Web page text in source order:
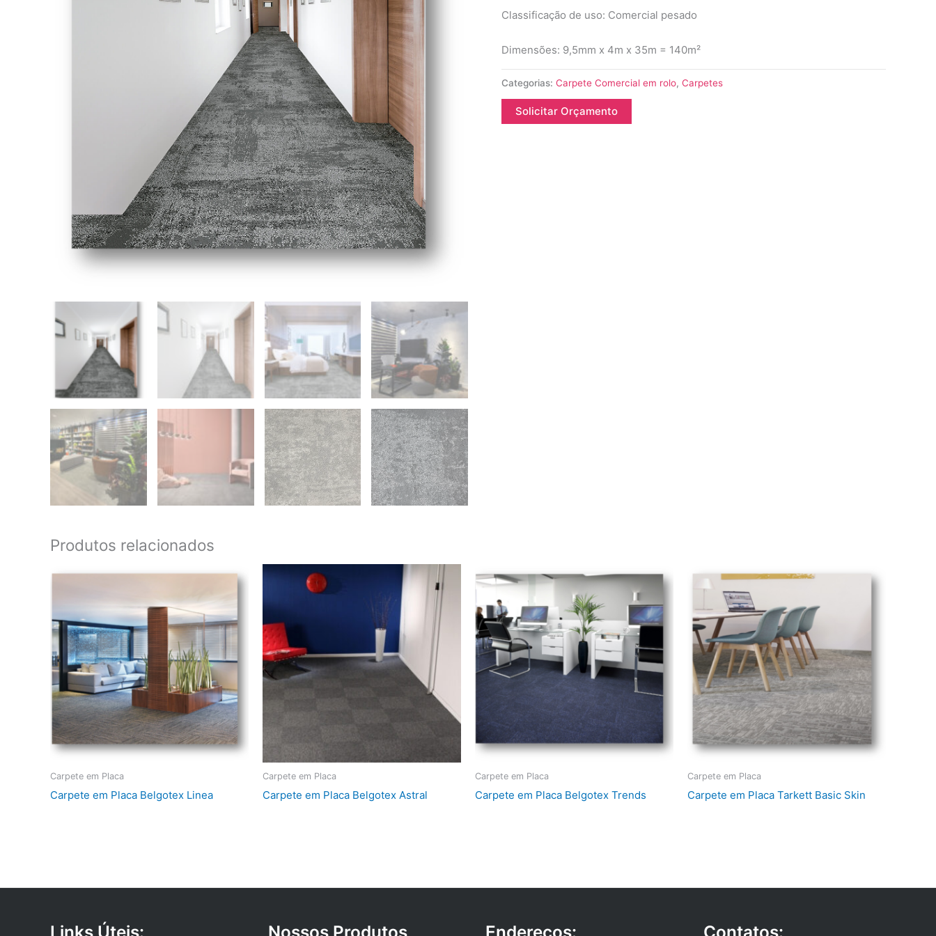
Classificação de uso: Comercial pesado
Dimensões: 9,5mm x 4m x 35m = 140m²
Categorias: Carpete Comercial em rolo, Carpetes
Solicitar Orçamento
Produtos relacionados
Carpete em Placa
Carpete em Placa Belgotex Linea
Carpete em Placa
Carpete em Placa Belgotex Astral
Carpete em Placa
Carpete em Placa Belgotex Trends
Carpete em Placa
Carpete em Placa Tarkett Basic Skin
Links Úteis: Nossos Produtos Endereços: Contatos: